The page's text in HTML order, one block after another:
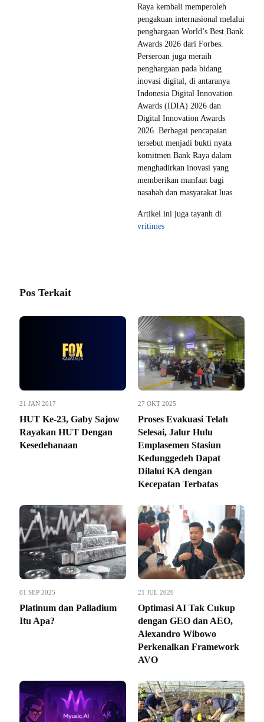
Raya kembali memperoleh
pengakuan internasional melalui
penghargaan World’s Best Bank
Awards 2026 dari Forbes.
Perseroan juga meraih
penghargaan pada bidang
inovasi digital, di antaranya
Indonesia Digital Innovation
Awards (IDIA) 2026 dan
Digital Innovation Awards
2026. Berbagai pencapaian
tersebut menjadi bukti nyata
komitmen Bank Raya dalam
menghadirkan inovasi yang
memberikan manfaat bagi
nasabah dan masyarakat luas.
Artikel ini juga tayanh di
vritimes
Pos Terkait
21 JAN 2017
HUT Ke-23, Gaby Sajow
Rayakan HUT Dengan
Kesedehanaan
27 OKT 2025
Proses Evakuasi Telah
Selesai, Jalur Hulu
Emplasemen Stasiun
Kedunggedeh Dapat
Dilalui KA dengan
Kecepatan Terbatas
01 SEP 2025
Platinum dan Palladium
Itu Apa?
21 JUL 2026
Optimasi AI Tak Cukup
dengan GEO dan AEO,
Alexandro Wibowo
Perkenalkan Framework
AVO